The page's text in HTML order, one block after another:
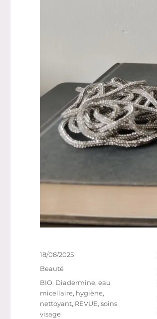
Publié
18/08/2025
Catégories
Beauté
Étiquettes
BIO, Diadermine,eau
micellaire, hygiène,
nettoyant, REVUE,soins
visage